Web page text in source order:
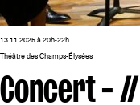
13.11.2025 à 20h-22h
Théâtre des Champs-Élysées
Concert –